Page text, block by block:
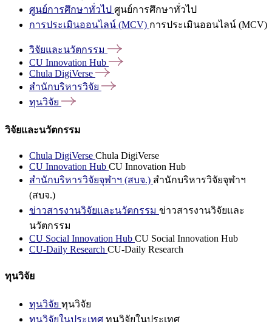
ศูนย์การศึกษาทั่วไป ศูนย์การศึกษาทั่วไป
การประเมินออนไลน์ (MCV) การประเมินออนไลน์ (MCV)
วิจัยและนวัตกรรม
CU Innovation Hub
Chula DigiVerse
สำนักบริหารวิจัย
ทุนวิจัย
วิจัยและนวัตกรรม
Chula DigiVerse Chula DigiVerse
CU Innovation Hub CU Innovation Hub
สำนักบริหารวิจัยจุฬาฯ (สบจ.) สำนักบริหารวิจัยจุฬาฯ
(สบจ.)
ข่าวสารงานวิจัยและนวัตกรรม ข่าวสารงานวิจัยและ
นวัตกรรม
CU Social Innovation Hub CU Social Innovation Hub
CU-Daily Research CU-Daily Research
ทุนวิจัย
ทุนวิจัย ทุนวิจัย
ทุนวิจัยในประเทศ ทุนวิจัยในประเทศ